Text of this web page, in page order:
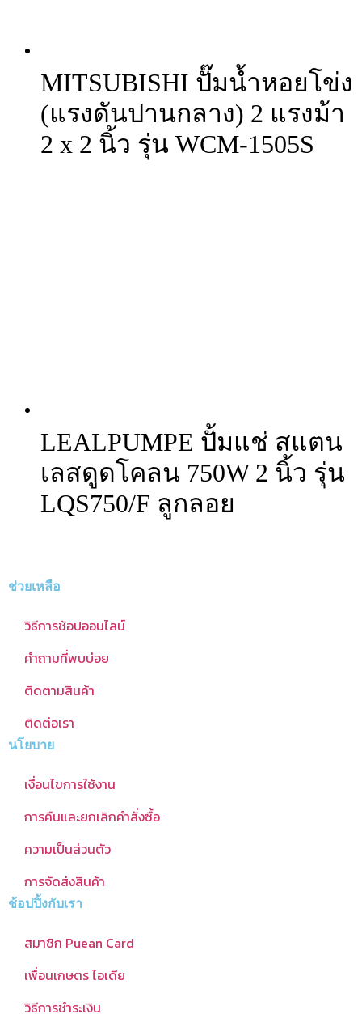
MITSUBISHI ปั๊มน้ำหอยโข่ง
(แรงดันปานกลาง) 2 แรงม้า
2 x 2 นิ้ว รุ่น WCM-1505S
LEALPUMPE ปั้มแช่ สแตน
เลสดูดโคลน 750W 2 นิ้ว รุ่น
LQS750/F ลูกลอย
ช่วยเหลือ
วิธีการช้อปออนไลน์
คำถามที่พบบ่อย
ติดตามสินค้า
ติดต่อเรา
นโยบาย
เงื่อนไขการใช้งาน
การคืนและยกเลิกคำสั่งซื้อ
ความเป็นส่วนตัว
การจัดส่งสินค้า
ช้อปปิ้งกับเรา
สมาชิก Puean Card
เพื่อนเกษตร ไอเดีย
วิธีการชำระเงิน